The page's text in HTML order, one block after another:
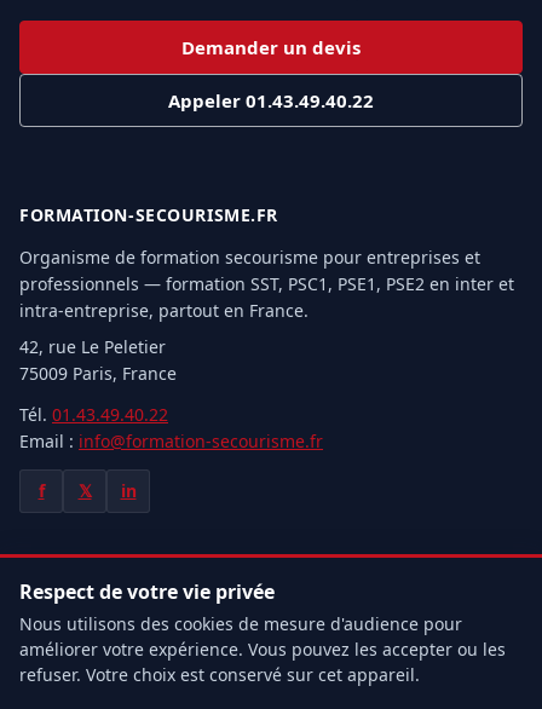
Demander un devis
Appeler 01.43.49.40.22
FORMATION-SECOURISME.FR
Organisme de formation secourisme pour entreprises et
professionnels — formation SST, PSC1, PSE1, PSE2 en inter et
intra-entreprise, partout en France.
42, rue Le Peletier
75009 Paris, France
Tél. 01.43.49.40.22
Email : info@formation-secourisme.fr
f 𝕏 in
NOS FORMATIONS
Formation SST
Recyclage MAC SST
Formation PSC1
Respect de votre vie privée
Nous utilisons des cookies de mesure d'audience pour
améliorer votre expérience. Vous pouvez les accepter ou les
refuser. Votre choix est conservé sur cet appareil.